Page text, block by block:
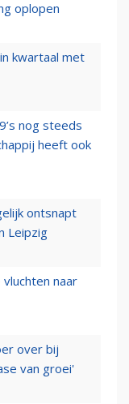
oplopen
kwartaal met
nog steeds
heeft ook
ontsnapt
Leipzig
naar
over bij
van groei'